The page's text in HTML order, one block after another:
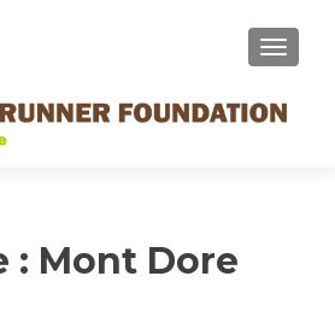
MENU
: Mont Dore